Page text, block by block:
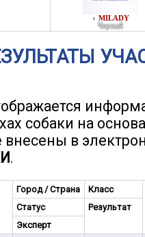
♀ MILADY
Черный
собаки на
внесены в
.
Город / Страна
Класс
Статус
Результат
Эксперт